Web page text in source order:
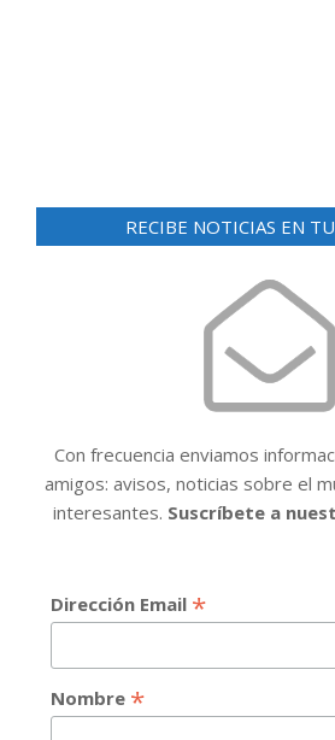
RECIBE NOTICIAS EN
Con frecuencia enviamos
amigos: avisos, noticias sobre el
interesantes. Suscríbete a
Dirección Email *
Nombre *